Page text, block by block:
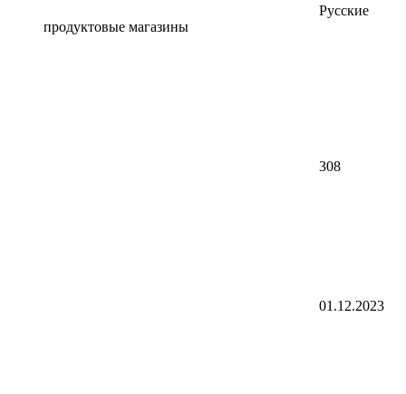
Русские
продуктовые магазины
308
01.12.2023